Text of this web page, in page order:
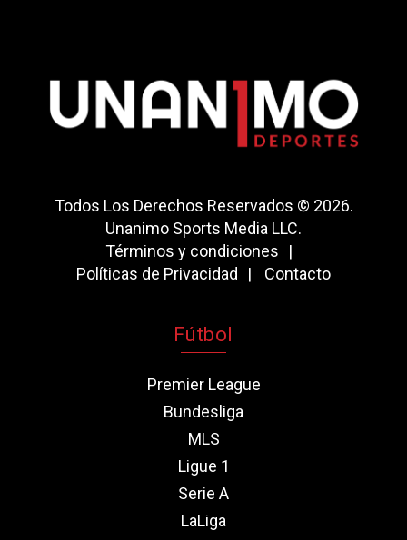
Todos Los Derechos Reservados © 2026.
Unanimo Sports Media LLC.
Términos y condiciones
Políticas de Privacidad
Contacto
Fútbol
Premier League
Bundesliga
MLS
Ligue 1
Serie A
LaLiga